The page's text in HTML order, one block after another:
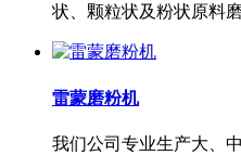
状、颗粒状及粉状原料
雷蒙磨粉机
我们公司专业生产大、